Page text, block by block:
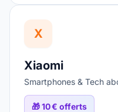
X
Xiaomi
Smartphones & Tech
🎁10 € offerts